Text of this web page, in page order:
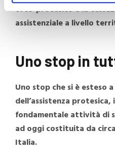
orto-protesico e la
assistenziale a livello
Uno stop in
Uno stop che si è esteso
dell’assistenza
fondamentale attività di
ad oggi costituita da
Italia.